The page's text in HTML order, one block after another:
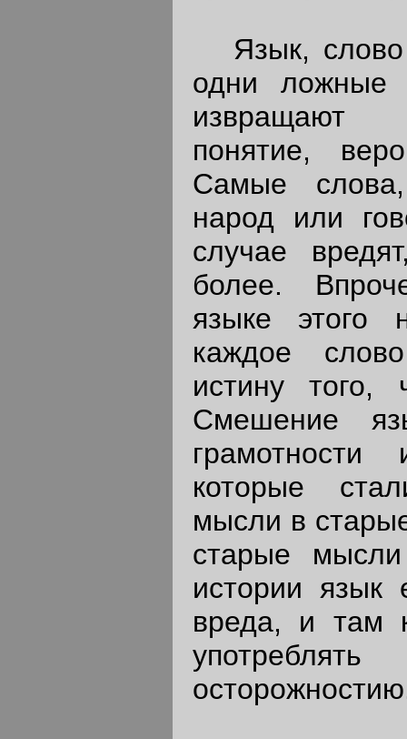
Язык, слово
одни ложные
извращают
понятие,
Самые
народ или
случае
более.
языке этого
каждое
истину того,
Смешение
которые
мысли в
старые
истории язык
вреда, и там